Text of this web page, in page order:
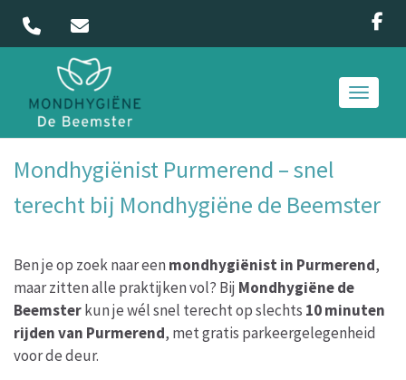
Mondhygiënist Purmerend – snel
terecht bij Mondhygiëne de Beemster
Ben je op zoek naar een mondhygiënist in Purmerend,
maar zitten alle praktijken vol? Bij Mondhygiëne de
Beemsterkun je wél snel terecht op slechts 10 minuten
rijden van Purmerend, met gratis parkeergelegenheid
voor de deur.